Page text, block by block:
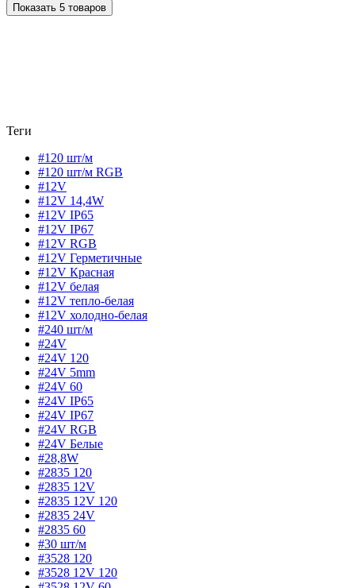
Показать 5 товаров
Теги
#120 шт/м
#120 шт/м RGB
#12V
#12V 14,4W
#12V IP65
#12V IP67
#12V RGB
#12V Герметичные
#12V Красная
#12V белая
#12V тепло-белая
#12V холодно-белая
#240 шт/м
#24V
#24V 120
#24V 5mm
#24V 60
#24V IP65
#24V IP67
#24V RGB
#24V Белые
#28,8W
#2835 120
#2835 12V
#2835 12V 120
#2835 24V
#2835 60
#30 шт/м
#3528 120
#3528 12V 120